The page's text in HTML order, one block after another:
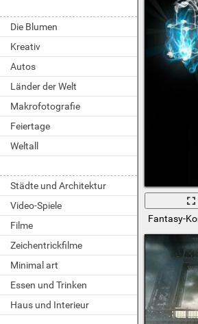
Die Blumen
Kreativ
Autos
Länder der Welt
Makrofotografie
Feiertage
Weltall
Städte und Architektur
Video-Spiele
Filme
Zeichentrickfilme
Minimal art
Essen und Trinken
Haus und Interieur
Fantasy-